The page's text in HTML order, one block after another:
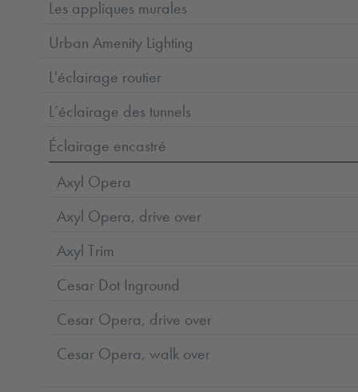
Les appliques murales
Urban Amenity Lighting
L'éclairage routier
L’éclairage des tunnels
Éclairage encastré
Axyl Opera
Axyl Opera, drive over
Axyl Trim
Cesar Dot Inground
Cesar Opera, drive over
Cesar Opera, walk over